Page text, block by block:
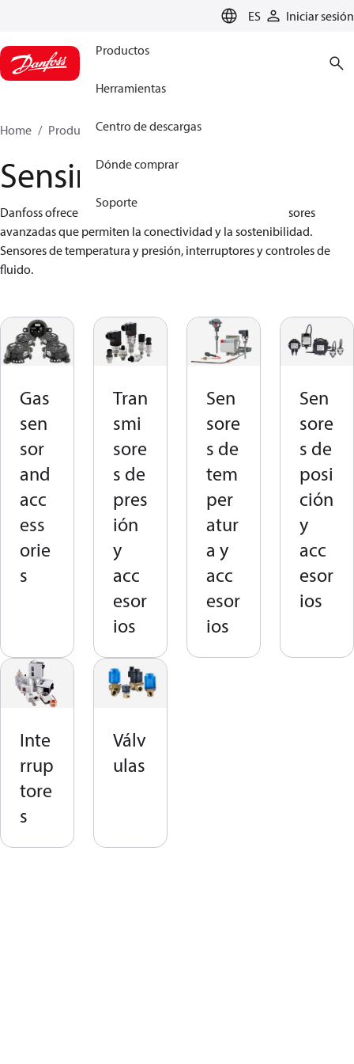
ES Iniciar sesión
Productos
Herramientas
Centro de descargas
Dónde comprar
Soporte
Home Productos Sensing solutions
Sensing solutions
Danfoss ofrece una amplia gama de tecnologías de sensores
avanzadas que permiten la conectividad y la sostenibilidad.
Sensores de temperatura y presión, interruptores y controles de
fluido.
Gas
sen
sor
and
acc
ess
orie
s
Tran
smi
sore
s de
pres
ión
y
acc
esor
ios
Sen
sore
s de
tem
per
atur
a y
acc
esor
ios
Sen
sore
s de
posi
ción
y
acc
esor
ios
Inte
rrup
tore
s
Válv
ulas